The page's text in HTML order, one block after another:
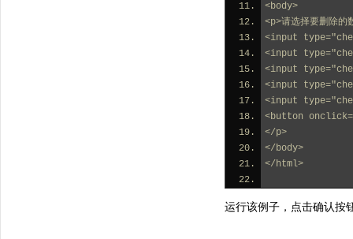
<body>
<p>请选择要删除的
<input
<input
<input
<input
<input
<button
</p>
</body>
</html>
运行该例子，点击确认按